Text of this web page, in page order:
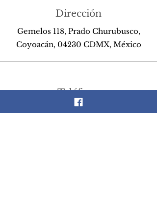
Dirección
Gemelos 118, Prado Churubusco,
Coyoacán, 04230 CDMX, México
Teléfono
55 26 89 13 14